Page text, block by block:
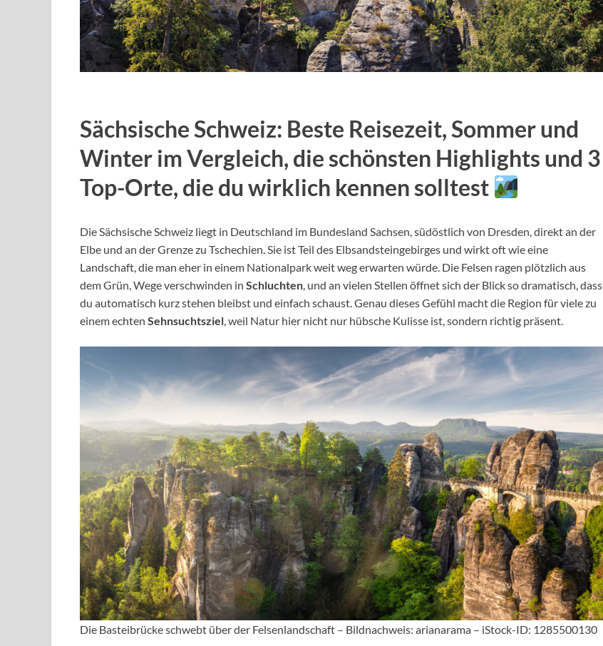
Sächsische Schweiz: Beste Reisezeit, Sommer und
Winter im Vergleich, die schönsten Highlights und 3
Top-Orte, die du wirklich kennen solltest
Die Sächsische Schweiz liegt in Deutschland im Bundesland Sachsen, südöstlich von Dresden, direkt an der
Elbe und an der Grenze zu Tschechien. Sie ist Teil des Elbsandsteingebirges und wirkt oft wie eine
Landschaft, die man eher in einem Nationalpark weit weg erwarten würde. Die Felsen ragen plötzlich aus
dem Grün, Wege verschwinden in Schluchten, und an vielen Stellen öffnet sich der Blick so dramatisch, dass
du automatisch kurz stehen bleibst und einfach schaust. Genau dieses Gefühl macht die Region für viele zu
einem echten Sehnsuchtsziel, weil Natur hier nicht nur hübsche Kulisse ist, sondern richtig präsent.
Die Basteibrücke schwebt über der Felsenlandschaft – Bildnachweis: arianarama – iStock-ID: 1285500130